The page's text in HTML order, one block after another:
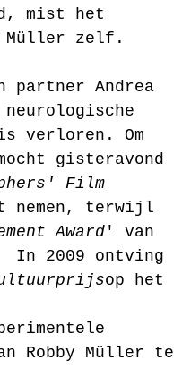
mist het
Müller zelf.
partner Andrea
verloren. Om
gisteravond
Film
nemen, terwijl
Award' van
In 2009 ontving
op het
Robby Müller te